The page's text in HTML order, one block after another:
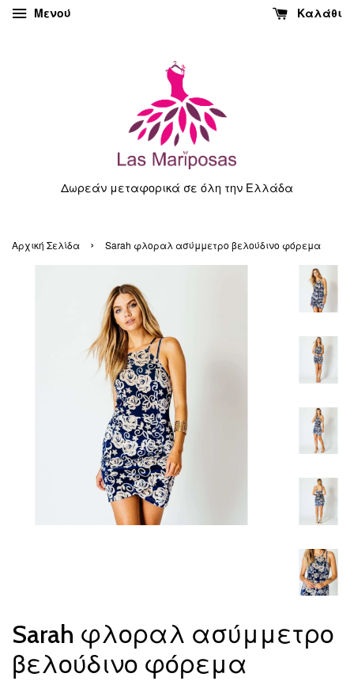
Μενού Καλάθι
Δωρεάν μεταφορικά σε όλη την Ελλάδα
Αρχική Σελίδα › Sarah φλοραλ ασύμμετρο βελούδινο φόρεμα
Sarah φλοραλ ασύμμετρο
βελούδινο φόρεμα